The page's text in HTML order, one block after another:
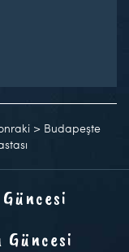
> Budapeşte